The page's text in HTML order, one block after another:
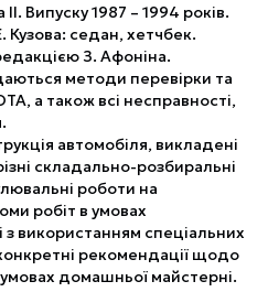
Випуску 1987 – 1994 років.
Кузова: седан, хетчбек.
З. Афоніна.
методи перевірки та
а також всі несправності,
автомобіля, викладені
складально-розбиральні
роботи на
робіт в умовах
з використанням спеціальних
рекомендації щодо
домашньої майстерні.